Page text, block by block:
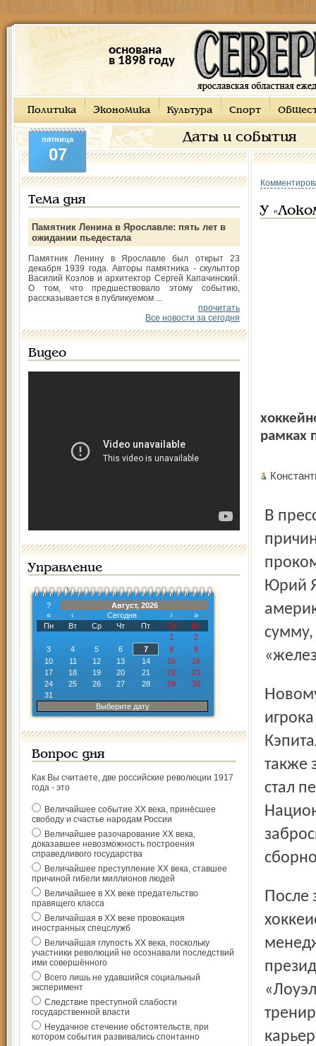
основана
в 1898 году
Политика Экономика Культура Спорт
Даты и события
пятница
07
Тема дня
Памятник Ленина в Ярославле: пять лет в
ожидании пьедестала
Памятник Ленину в Ярославле был открыт 23
декабря 1939 года. Авторы памятника - скульптор
Василий Козлов и архитектор Сергей Капачинский.
О том, что предшествовало этому событию,
рассказывается в публикуемом ...
прочитать
Все новости за сегодня
Видео
Управление
?
Август, 2026
«
‹ Сегодня ›
»
Пн
Вт Ср Чт Пт Сб
Вс
1
2
3
4 5 6 7 8
9
10
11 12 13 14 15
16
17
18 19 20 21 22
23
24
25 26 27 28 29
30
31
Выберите дату
Вопрос дня
Как Вы считаете, две российские революции 1917
года - это
Величайшее событие ХХ века, принёсшее
свободу и счастье народам России
Величайшее разочарование ХХ века,
доказавшее невозможность построения
справедливого государства
Величайшее преступление ХХ века, ставшее
причиной гибели миллионов людей
Величайшее в ХХ веке предательство
правящего класса
Величайшая в ХХ веке провокация
иностранных спецслужб
Величайшая глупость ХХ века, поскольку
участники революций не осознавали последствий
ими совершённого
Всего лишь не удавшийся социальный
эксперимент
Следствие преступной слабости
государственной власти
Неудачное стечение обстоятельств, при
котором события развивались спонтанно
У
рамках
В пресс-службе ярославской команды рассказали, что
Юрий
сумму,
Новому наставнику «Локомотива» 55 лет. В качестве
также
стал
После завершения карьеры профессионального